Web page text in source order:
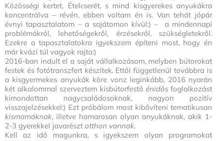
Közösségi kertet, Ételcserét, s mind kisgyerekes anyukákra
koncentrálva – révén, ebben voltam én is. Van tehát jópár
évnyi tapasztalatom – a sajátomon kívül:) – a mindennapi
problémákról, lehetőségekről, érzésekről, szükségletekről.
Ezekre a tapasztalatokra igyekszem építeni most, hogy én
már kvázi túl vagyok rajta:)
2016-ban indult el a saját vállalkozásom, melyben bútorokat
festek és fotótranszfert készítek. Ettől függetlenül továbbra is
a kisgyermekes anyukák köre vonz leginkább, 2016 nyarán
két alkalommal szerveztem kisbútorfestő énidős foglalkozást
kimondottan nagycsaládosoknak, nagyon pozitív
visszajelzésekkel:) Ezt próbálom most kibővíteni tematikusan
kismamáknak, illetve hamarosan olyan anyukáknak, akik 1-
2-3 gyerekkel javarészt otthon vannak.
Kell az idő magunkra, s igyekszem olyan programokat